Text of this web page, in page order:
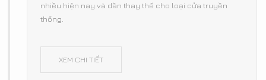
nhiều hiện nay và dần thay thế cho loại cửa truyền
thống.
XEM CHI TIẾT